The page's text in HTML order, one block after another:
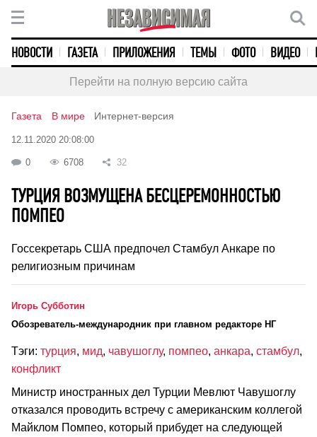
НОВОСТИ ГАЗЕТА ПРИЛОЖЕНИЯ ТЕМЫ ФОТО ВИДЕО
Перейти на полную версию сайта
Газета В мире Интернет-версия
12.11.2020 20:08:00
0 6708 32
ТУРЦИЯ ВОЗМУЩЕНА БЕСЦЕРЕМОННОСТЬЮ
ПОМПЕО
Госсекретарь США предпочел Стамбул Анкаре по
религиозным причинам
Игорь Субботин
Обозреватель-международник при главном редакторе НГ
Тэги: турция, мид, чавушоглу, помпео, анкара, стамбул,
конфликт
Министр иностранных дел Турции Мевлют Чавушоглу
отказался проводить встречу с американским коллегой
Майклом Помпео, который прибудет на следующей